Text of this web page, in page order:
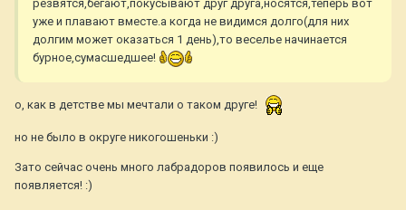
резвятся,бегают,покусывают друг друга,носятся,теперь вот
уже и плавают вместе.а когда не видимся долго(для них
долгим может оказаться 1 день),то веселье начинается
бурное,сумасшедшее!
о, как в детстве мы мечтали о таком друге!
но не было в округе никогошеньки :)
Зато сейчас очень много лабрадоров появилось и еще
появляется! :)